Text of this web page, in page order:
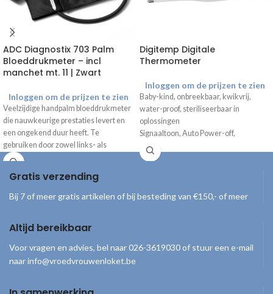
ADC Diagnostix 703 Palm
Bloeddrukmeter – incl
manchet mt. 11 | Zwart
Inloggen om de prijzen te zien
Veelzijdige handpalm bloeddrukmeter
die nauwkeurige prestaties levert en
een ongekend duur heeft. Te
gebruiken door zowel links- als
rechtshandige personen.
Digitemp Digitale
Thermometer
Inloggen om de prijzen te zien
Baby-kind, onbreekbaar, kwikvrij,
water-proof, steriliseerbaar in
oplossingen
Signaaltoon, Auto Power-off,
vervangbare batterijen
Inclusief met plastic hoes
Gratis verzending
Bij 7 of meer gratis artikelen of bij besteding van €150,- of meer
Altijd bereikbaar
Voor vragen en advies, bel naar 026-3619030 of stuur een e-mail
naar info@vroedvrouwenloket.be